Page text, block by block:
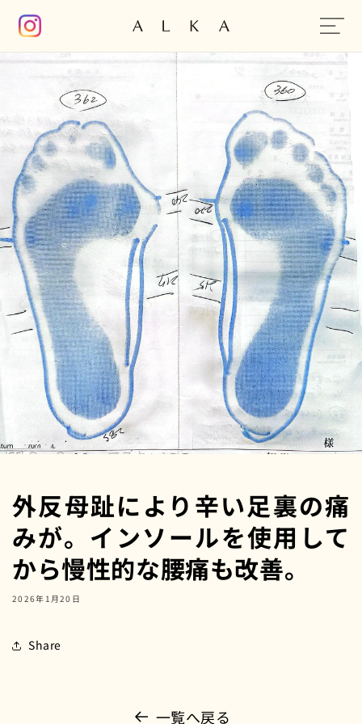
コンテン
ツに進む
外反母趾により辛い足裏の痛
みが。インソールを使用して
から慢性的な腰痛も改善。
2026年1月20日
Share
一覧へ戻る